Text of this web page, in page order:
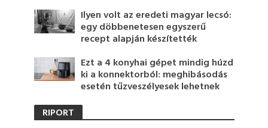
Ilyen volt az eredeti magyar lecsó:
egy döbbenetesen egyszerű
recept alapján készítették
Ezt a 4 konyhai gépet mindig húzd
ki a konnektorból: meghibásodás
esetén tűzveszélyesek lehetnek
RIPORT